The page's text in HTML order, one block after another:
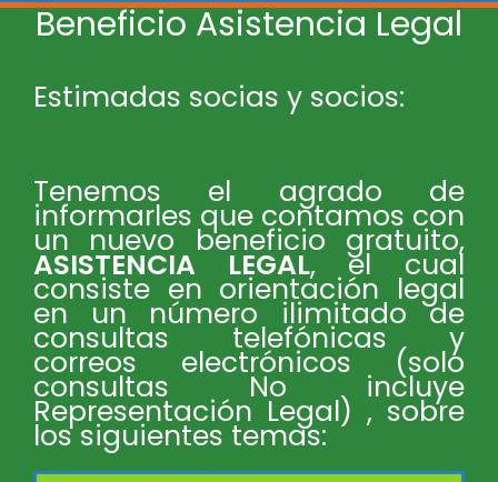
Beneficio Asistencia Legal
Estimadas socias y socios:
Tenemos el agrado de
informarles que contamos con
un nuevo beneficio gratuito,
ASISTENCIA LEGAL, el cual
consiste en orientación legal
en un número ilimitado de
consultas telefónicas y
correos electrónicos (solo
consultas No incluye
Representación Legal) , sobre
los siguientes temas: